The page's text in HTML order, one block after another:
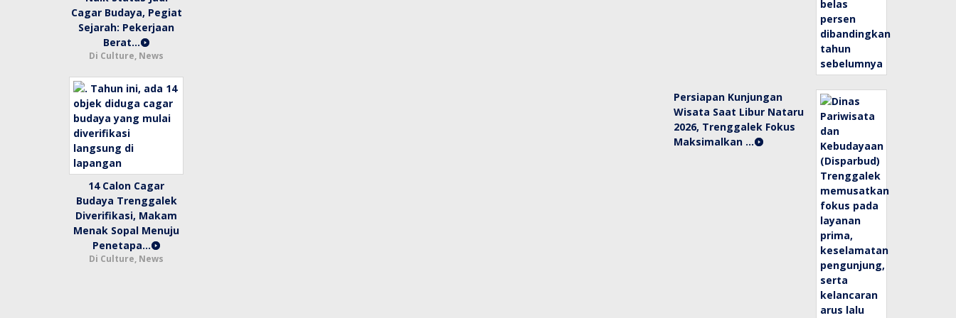
Cagar Budaya, Pegiat
Sejarah: Pekerjaan
Berat…
Di Culture, News
14 Calon Cagar
Budaya Trenggalek
Diverifikasi, Makam
Menak Sopal Menuju
Penetapa…
Di Culture, News
Persiapan Kunjungan
Wisata Saat Libur Nataru
2026, Trenggalek Fokus
Maksimalkan …